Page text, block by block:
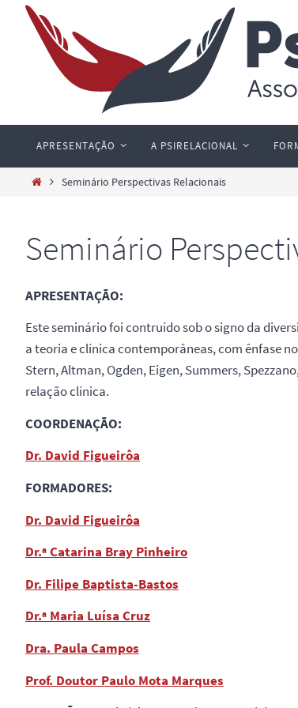
content
APRESENTAÇÃO A PSIRELACIONAL
HomeSeminário Perspectivas Relacionais
Seminário
APRESENTAÇÃO:
Este seminário foi contruído sob o signo da
a teoria e clínica contemporâneas, com ênfase
Stern, Altman, Ogden, Eigen, Summers,
relação clínica.
COORDENAÇÃO:
Dr. David Figueirôa
FORMADORES:
Dr. David Figueirôa
Dr.ª Catarina Bray Pinheiro
Dr. Filipe Baptista-Bastos
Dr.ª Maria Luísa Cruz
Dra. Paula Campos
Prof. Doutor Paulo Mota Marques